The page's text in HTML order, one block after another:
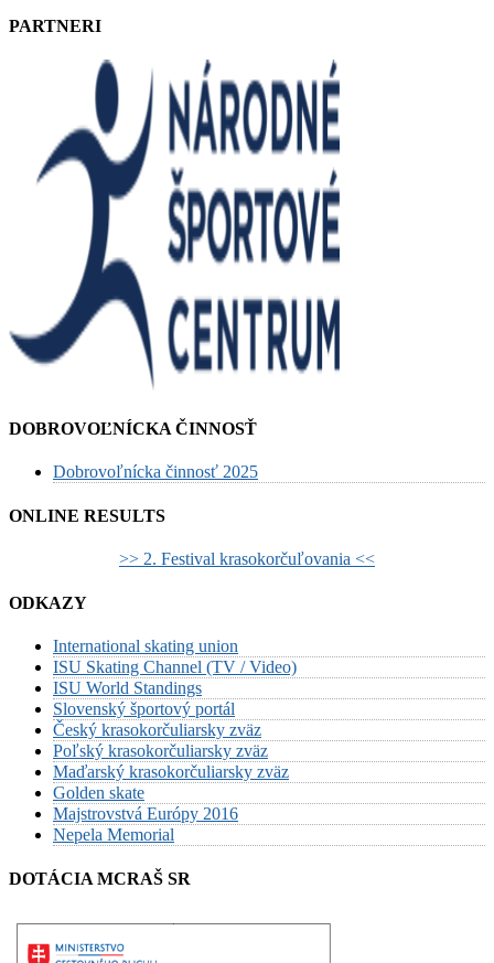
PARTNERI
DOBROVOĽNÍCKA ČINNOSŤ
Dobrovoľnícka činnosť 2025
ONLINE RESULTS
>> 2. Festival krasokorčuľovania <<
ODKAZY
International skating union
ISU Skating Channel (TV / Video)
ISU World Standings
Slovenský športový portál
Český krasokorčuliarsky zväz
Poľský krasokorčuliarsky zväz
Maďarský krasokorčuliarsky zväz
Golden skate
Majstrovstvá Európy 2016
Nepela Memorial
DOTÁCIA MCRAŠ SR